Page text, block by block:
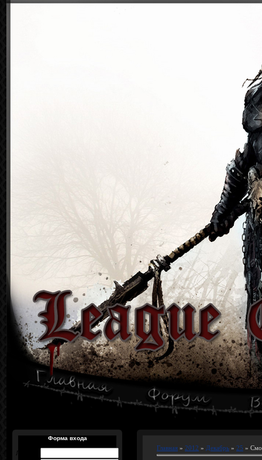
Форма входа
Логин:
Главная » 2012 » Декабрь » 25 »